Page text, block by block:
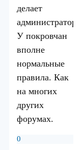
делает
администратор.
У покровчан
вполне
нормальные
правила. Как
на многих
других
форумах.
0